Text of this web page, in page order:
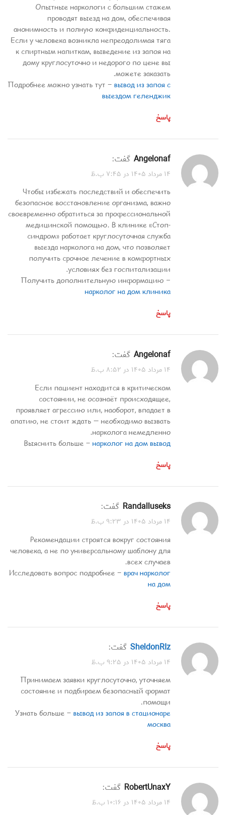
Опытные наркологи с большим стажем
проводят выезд на дом, обеспечивая
анонимность и полную конфиденциальность.
Если у человека возникла непреодолимая тяга
к спиртным напиткам, выведение из запоя на
дому круглосуточно и недорого по цене вы
можете заказать.
Подробнее можно узнать тут – вывод из запоя с
выездом геленджик
پاسخ
Angelonaf گفت:
۱۴ مرداد ۱۴۰۵ در ۷:۴۵ ب.ظ
Чтобы избежать последствий и обеспечить
безопасное восстановление организма, важно
своевременно обратиться за профессиональной
медицинской помощью. В клинике «Стоп-
синдром» работает круглосуточная служба
выезда нарколога на дом, что позволяет
получить срочное лечение в комфортных
условиях без госпитализации.
Получить дополнительную информацию –
нарколог на дом клиника
پاسخ
Angelonaf گفت:
۱۴ مرداد ۱۴۰۵ در ۸:۵۲ ب.ظ
Если пациент находится в критическом
состоянии, не осознаёт происходящее,
проявляет агрессию или, наоборот, впадает в
апатию, не стоит ждать — необходимо вызвать
нарколога немедленно.
Выяснить больше – нарколог на дом вывод
پاسخ
Randalluseks گفت:
۱۴ مرداد ۱۴۰۵ در ۹:۲۳ ب.ظ
Рекомендации строятся вокруг состояния
человека, а не по универсальному шаблону для
всех случаев.
Исследовать вопрос подробнее – врач нарколог
на дом
پاسخ
SheldonRIz گفت:
۱۴ مرداد ۱۴۰۵ در ۹:۲۵ ب.ظ
Принимаем заявки круглосуточно, уточняем
состояние и подбираем безопасный формат
помощи.
Узнать больше – вывод из запоя в стационаре
москва
پاسخ
RobertUnaxY گفت:
۱۴ مرداد ۱۴۰۵ در ۱۰:۱۶ ب.ظ